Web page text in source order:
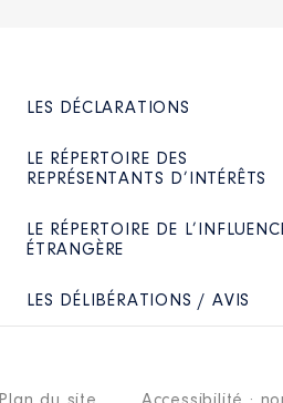
LES DÉCLARATIONS
LE RÉPERTOIRE DES
REPRÉSENTANTS D’INTÉRÊTS
LE RÉPERTOIRE DE
ÉTRANGÈRE
LES DÉLIBÉRATIONS / AVIS